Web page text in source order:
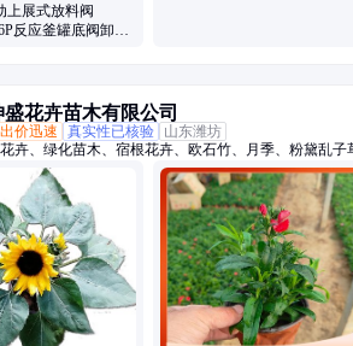
上展式放料阀
反应釜罐底阀卸料
花卉苗木有限公司
出价迅速 真实性已核验
山东潍坊
卉、绿化苗木、宿根花卉、欧石竹、月季、粉黛乱子